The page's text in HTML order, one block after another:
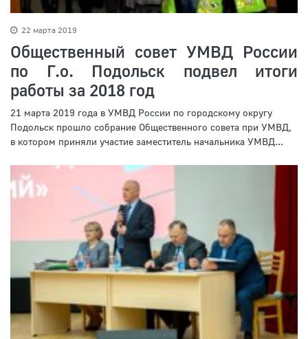
22 марта 2019
Общественный совет УМВД России
по Г.о. Подольск подвел итоги
работы за 2018 год
21 марта 2019 года в УМВД России по городскому округу
Подольск прошло собрание Общественного совета при УМВД,
в котором приняли участие заместитель начальника УМВД...